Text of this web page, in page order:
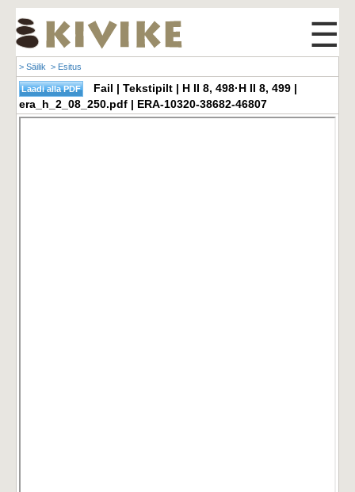
☰
> Säilik > Esitus
Fail | Tekstipilt | H II 8, 498·H II 8, 499 |
era_h_2_08_250.pdf | ERA-10320-38682-46807